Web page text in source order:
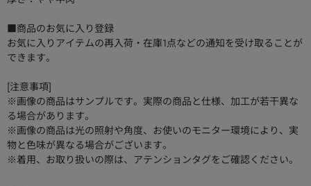
■商品のお気に入り登録
お気に入りアイテムの再入荷・在庫1点などの通知を受け取ることが
できます。
[注意事項]
※画像の商品はサンプルです。実際の商品と仕様、加工が若干異な
る場合があります。
※画像の商品は光の照射や角度、お使いのモニター環境により、実
物と色味が異なる場合がございます。
※着用、お取り扱いの際は、アテンションタグをご確認ください。